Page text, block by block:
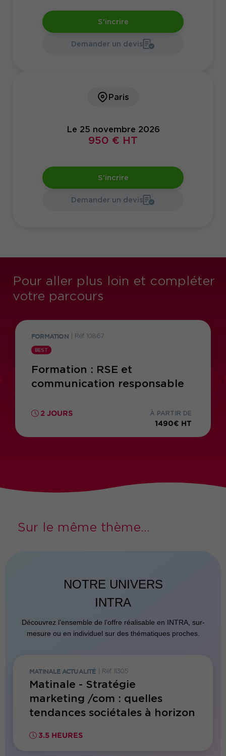
S'incrire
Demander un devis
Paris
Le 25 novembre 2026
950 € HT
S'incrire
Demander un devis
Pour aller plus loin et compléter
votre parcours
FORMATION Réf. 10867
BEST
Formation : RSE et
communication responsable
2 JOURS À PARTIR DE
1490€ HT
Sur le même thème...
NOTRE UNIVERS
INTRA
Découvrez l’ensemble de l’offre réalisable en INTRA, sur-
mesure ou en individuel sur des thématiques proches.
MATINALE ACTUALITÉ Réf. 11305
Matinale - Stratégie
marketing /com : quelles
tendances sociétales à horizon
3.5 HEURES